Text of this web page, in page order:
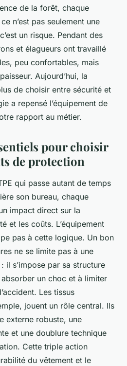
de la forêt, chaque
n’est pas seulement une
un risque. Pendant des
et élagueurs ont travaillé
peu confortables, mais
Aujourd’hui, la
de choisir entre sécurité et
a repensé l’équipement de
rapport au métier.
pour choisir
de protection
qui passe autant de temps
son bureau, chaque
impact direct sur la
et les coûts. L’équipement
pas à cette logique. Un bon
ne se limite pas à une
il s’impose par sa structure
un choc et à limiter
Les tissus
jouent un rôle central. Ils
externe robuste, une
et une doublure technique
Cette triple action
du vêtement et le